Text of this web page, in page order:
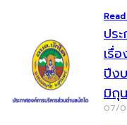
ปร
เรื่
ปีง
มิถุ
07/